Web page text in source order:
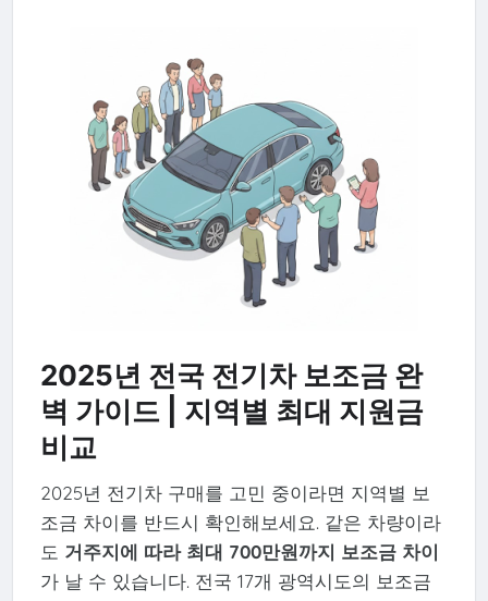
2025년 전국 전기차 보조금 완
벽 가이드 | 지역별 최대 지원금
비교
2025년 전기차 구매를 고민 중이라면 지역별 보
조금 차이를 반드시 확인해보세요. 같은 차량이라
도 거주지에 따라 최대 700만원까지 보조금 차이
가 날 수 있습니다. 전국 17개 광역시도의 보조금